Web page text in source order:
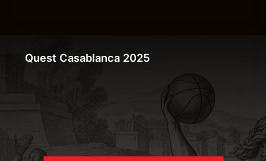
Quest Casablanca 2025